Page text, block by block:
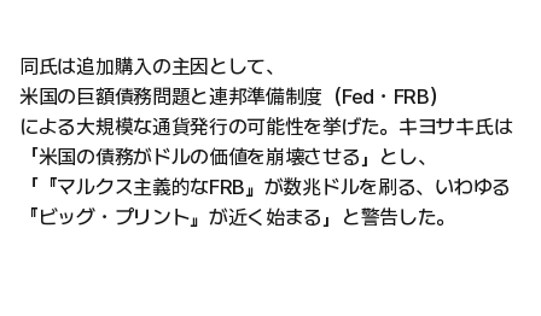
同氏は追加購入の主因として、
米国の巨額債務問題と連邦準備制度（Fed・FRB）
による大規模な通貨発行の可能性を挙げた。キヨサキ氏は
「米国の債務がドルの価値を崩壊させる」とし、
「『マルクス主義的なFRB』が数兆ドルを刷る、いわゆる
『ビッグ・プリント』が近く始まる」と警告した。